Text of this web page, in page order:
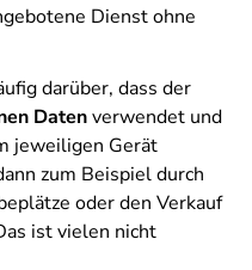
Dienst ohne
darüber, dass der
Datenverwendet und
jeweiligen Gerät
zum Beispiel durch
oder den Verkauf
ist vielen nicht